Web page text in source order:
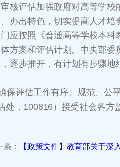
核评估加强政府对高等学校
办出特色，切实提高人才培
按照《普通高等学校本科
方案和评估计划。中央部委
逐步推开，有计划有步骤地
评估工作有序、规范、公
，100816）接受社会各方
条：
【政策文件】教育部关于深